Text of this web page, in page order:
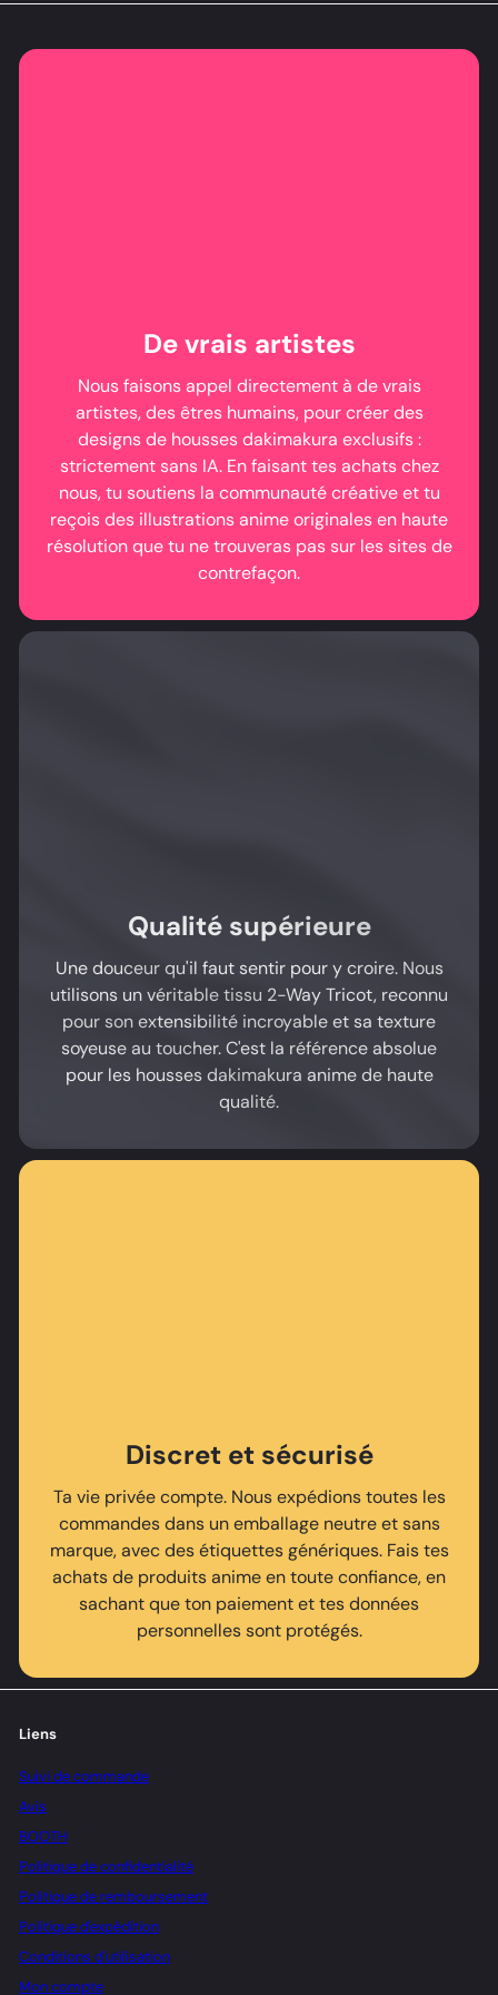
De vrais artistes
Nous faisons appel directement à de vrais
artistes, des êtres humains, pour créer des
designs de housses dakimakura exclusifs :
strictement sans IA. En faisant tes achats chez
nous, tu soutiens la communauté créative et tu
reçois des illustrations anime originales en haute
résolution que tu ne trouveras pas sur les sites de
contrefaçon.
Qualité supérieure
Une douceur qu'il faut sentir pour y croire. Nous
utilisons un véritable tissu 2-Way Tricot, reconnu
pour son extensibilité incroyable et sa texture
soyeuse au toucher. C'est la référence absolue
pour les housses dakimakura anime de haute
qualité.
Discret et sécurisé
Ta vie privée compte. Nous expédions toutes les
commandes dans un emballage neutre et sans
marque, avec des étiquettes génériques. Fais tes
achats de produits anime en toute confiance, en
sachant que ton paiement et tes données
personnelles sont protégés.
Liens
Suivi de commande
Avis
BOOTH
Politique de confidentialité
Politique de remboursement
Politique d'expédition
Conditions d'utilisation
Mon compte